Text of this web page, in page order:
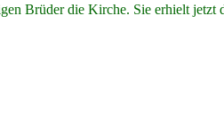
Brüder die Kirche. Sie erhielt jetzt